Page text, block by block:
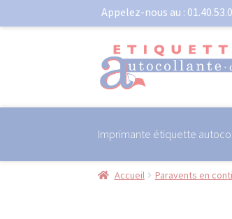
Appelez-nous au :
Aller
à
la
Aller
au
contenu
Imprimante étiquette
Accueil Paravents en